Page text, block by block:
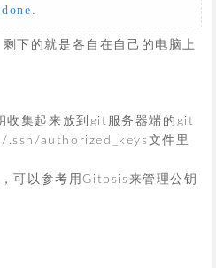
下的就是各自在自己的电脑上
收集起来放到git服务器端的git
.ssh/authorized_keys文件里
可以参考用Gitosis来管理公钥